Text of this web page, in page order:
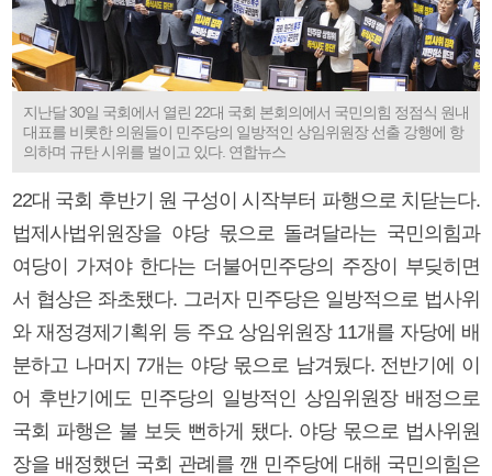
지난달 30일 국회에서 열린 22대 국회 본회의에서 국민의힘 정점식 원내
대표를 비롯한 의원들이 민주당의 일방적인 상임위원장 선출 강행에 항
의하며 규탄 시위를 벌이고 있다. 연합뉴스
22대 국회 후반기 원 구성이 시작부터 파행으로 치닫는다.
법제사법위원장을 야당 몫으로 돌려달라는 국민의힘과
여당이 가져야 한다는 더불어민주당의 주장이 부딪히면
서 협상은 좌초됐다. 그러자 민주당은 일방적으로 법사위
와 재정경제기획위 등 주요 상임위원장 11개를 자당에 배
분하고 나머지 7개는 야당 몫으로 남겨뒀다. 전반기에 이
어 후반기에도 민주당의 일방적인 상임위원장 배정으로
국회 파행은 불 보듯 뻔하게 됐다. 야당 몫으로 법사위원
장을 배정했던 국회 관례를 깬 민주당에 대해 국민의힘은